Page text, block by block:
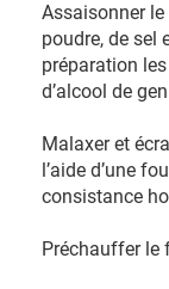
Assaisonner
poudre, de sel
préparation
d’alcool de
Malaxer et
l’aide d’une
consistance
Préchauffer le